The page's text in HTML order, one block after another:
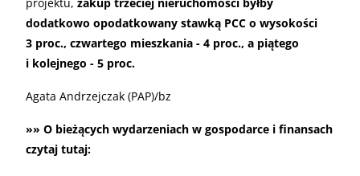
dodatkowo opodatkowany stawką PCC o wysokości
3 proc., czwartego mieszkania - 4 proc., a piątego
i kolejnego - 5 proc.
Agata Andrzejczak (PAP)/bz
»» O bieżących wydarzeniach w gospodarce i finansach
czytaj tutaj: